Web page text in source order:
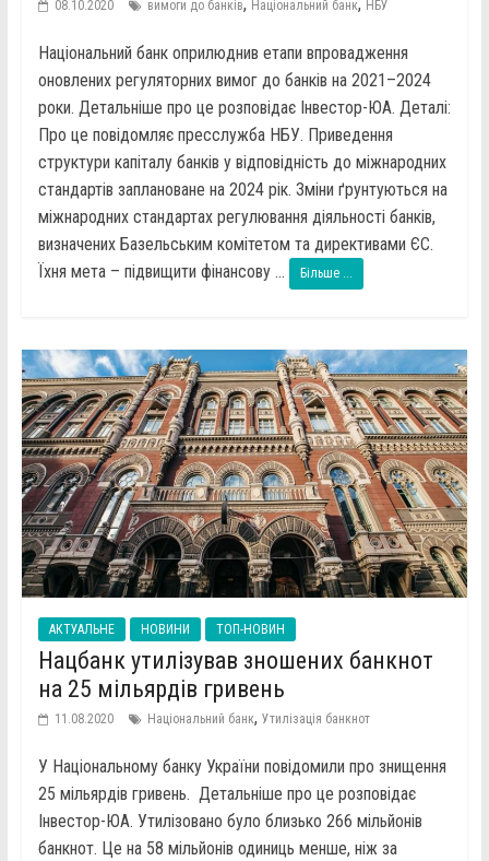
08.10.2020 вимоги до банків, Національний банк, НБУ
Національний банк оприлюднив етапи впровадження
оновлених регуляторних вимог до банків на 2021–2024
роки. Детальніше про це розповідає Інвестор-ЮА. Деталі:
Про це повідомляє пресслужба НБУ. Приведення
структури капіталу банків у відповідність до міжнародних
стандартів заплановане на 2024 рік. Зміни ґрунтуються на
міжнародних стандартах регулювання діяльності банків,
визначених Базельським комітетом та директивами ЄС.
Їхня мета – підвищити фінансову ...
Більше ...
АКТУАЛЬНЕ НОВИНИ ТОП-НОВИН
Нацбанк утилізував зношених банкнот
на 25 мільярдів гривень
11.08.2020 Національний банк, Утилізація банкнот
У Національному банку України повідомили про знищення
25 мільярдів гривень. Детальніше про це розповідає
Інвестор-ЮА. Утилізовано було близько 266 мільйонів
банкнот. Це на 58 мільйонів одиниць менше, ніж за